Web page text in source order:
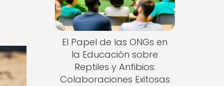
El Papel de las ONGs en
la Educación sobre
Reptiles y Anfibios:
Colaboraciones Exitosas